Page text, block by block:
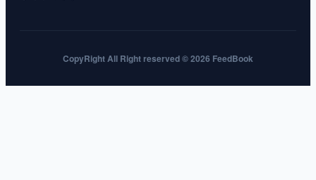
CopyRight All Right reserved © 2026 FeedBook